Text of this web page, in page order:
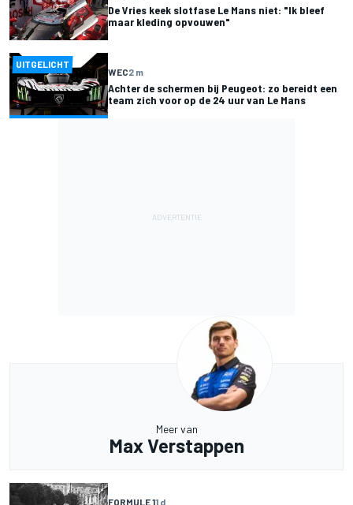
De Vries keek slotfase Le Mans niet: "Ik bleef
maar kleding opvouwen"
UITGELICHT
WEC2 m
Achter de schermen bij Peugeot: zo bereidt een
team zich voor op de 24 uur van Le Mans
Meer van
Max Verstappen
FORMULE 11 d